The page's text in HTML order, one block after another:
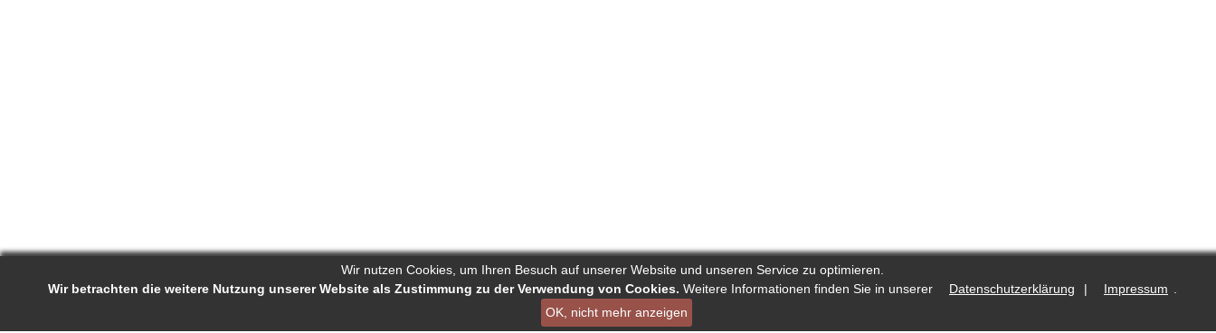
Wir nutzen Cookies, um Ihren Besuch auf unserer Website und unseren Service zu optimieren.
Wir betrachten die weitere Nutzung unserer Website als Zustimmung zu der Verwendung von Cookies. Weitere Informationen finden Sie in unserer Datenschutzerklärung | Impressum
OK, nicht mehr anzeigen